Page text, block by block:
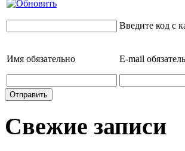
Введите код с
Имя обязательно E-mail
Свежие записи